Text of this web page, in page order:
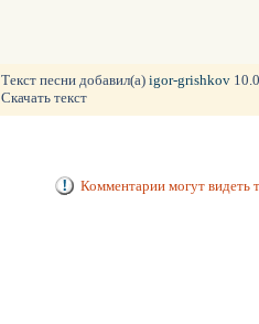
Текст песни добавил(а) igor-grishkov
Скачать текст
Комментарии могут видеть